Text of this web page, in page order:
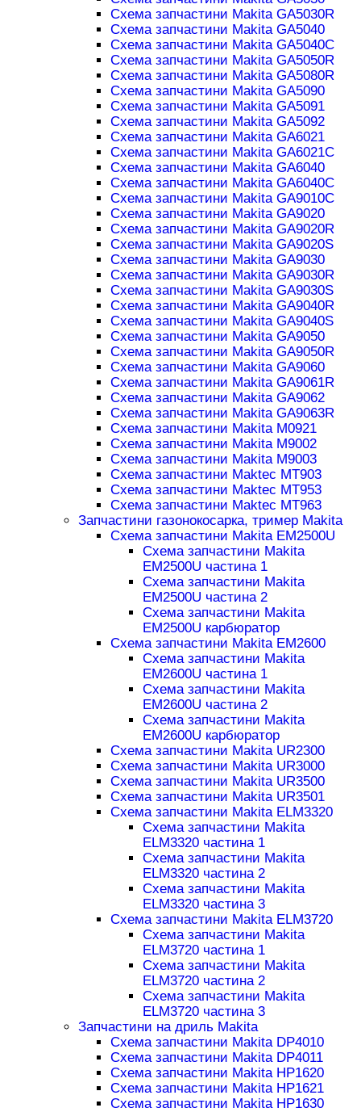
Схема запчастини Makita GA5030R
Схема запчастини Makita GA5040
Схема запчастини Makita GA5040C
Схема запчастини Makita GA5050R
Схема запчастини Makita GA5080R
Схема запчастини Makita GA5090
Схема запчастини Makita GA5091
Схема запчастини Makita GA5092
Схема запчастини Makita GA6021
Схема запчастини Makita GA6021C
Схема запчастини Makita GA6040
Схема запчастини Makita GA6040C
Схема запчастини Makita GA9010C
Схема запчастини Makita GA9020
Схема запчастини Makita GA9020R
Схема запчастини Makita GA9020S
Схема запчастини Makita GA9030
Схема запчастини Makita GA9030R
Схема запчастини Makita GA9030S
Схема запчастини Makita GA9040R
Схема запчастини Makita GA9040S
Схема запчастини Makita GA9050
Схема запчастини Makita GA9050R
Схема запчастини Makita GA9060
Схема запчастини Makita GA9061R
Схема запчастини Makita GA9062
Схема запчастини Makita GA9063R
Схема запчастини Makita M0921
Схема запчастини Makita M9002
Схема запчастини Makita M9003
Схема запчастини Maktec MT903
Схема запчастини Maktec MT953
Схема запчастини Maktec MT963
Запчастини газонокосарка, тример Makita
Схема запчастини Makita EM2500U
Схема запчастини Makita
EM2500U частина 1
Схема запчастини Makita
EM2500U частина 2
Схема запчастини Makita
EM2500U карбюратор
Схема запчастини Makita EM2600
Схема запчастини Makita
EM2600U частина 1
Схема запчастини Makita
EM2600U частина 2
Схема запчастини Makita
EM2600U карбюратор
Схема запчастини Makita UR2300
Схема запчастини Makita UR3000
Схема запчастини Makita UR3500
Схема запчастини Makita UR3501
Схема запчастини Makita ELM3320
Схема запчастини Makita
ELM3320 частина 1
Схема запчастини Makita
ELM3320 частина 2
Схема запчастини Makita
ELM3320 частина 3
Схема запчастини Makita ELM3720
Схема запчастини Makita
ELM3720 частина 1
Схема запчастини Makita
ELM3720 частина 2
Схема запчастини Makita
ELM3720 частина 3
Запчастини на дриль Makita
Схема запчастини Makita DP4010
Схема запчастини Makita DP4011
Схема запчастини Makita HP1620
Схема запчастини Makita HP1621
Схема запчастини Makita HP1630